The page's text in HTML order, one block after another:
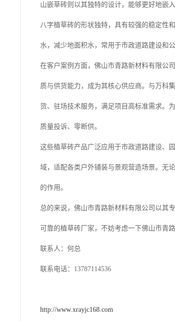
山嵌草砖则以其独特的设计，能够更好地嵌
八字植草砖的形状独特，具有较强的稳定性
水，减少地面积水，常用于市政道路建设和
在客户案例方面，佛山市青路新材料有限公
质与供货能力，成为其核心供应商。与万科
货、驻场技术服务，满足项目高标准需求。
质量投诉、零断供。
这些植草砖产品广泛应用于市政道路建设、
域，适配各类户外铺装与景观营造场景。无
的作用。
总的来说，佛山市青路新材料有限公司以其
可靠的植草砖厂家，不妨考虑一下佛山市青
联系人：何总
联系电话：13787114536
http://www.xrayjc168.com